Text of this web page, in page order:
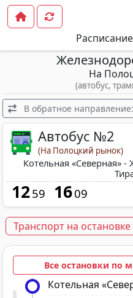
На
(автобус,
В обратное
Автобус №2
(На Полоцкий рынок)
Котельная «Северная»
1259 1609
Транспорт на
Все остановки по
Котельная